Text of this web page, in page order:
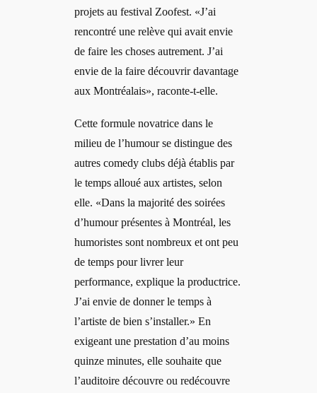
projets au festival Zoofest. «J’ai
rencontré une relève qui avait envie
de faire les choses autrement. J’ai
envie de la faire découvrir davantage
aux Montréalais», raconte-t-elle.
Cette formule novatrice dans le
milieu de l’humour se distingue des
autres comedy clubs déjà établis par
le temps alloué aux artistes, selon
elle. «Dans la majorité des soirées
d’humour présentes à Montréal, les
humoristes sont nombreux et ont peu
de temps pour livrer leur
performance, explique la productrice.
J’ai envie de donner le temps à
l’artiste de bien s’installer.» En
exigeant une prestation d’au moins
quinze minutes, elle souhaite que
l’auditoire découvre ou redécouvre